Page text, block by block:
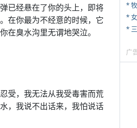
已经悬在了你的头上，即将
在你最为不经意的时候，它
在臭水沟里无谓地哭泣。
受，我无法从我受毒害而荒
，我说不出话来，我怕说话
*
*
*
广